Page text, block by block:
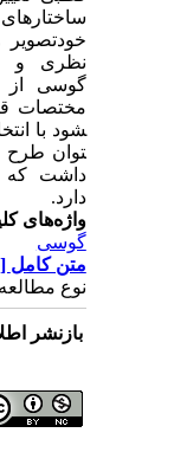
خودتصویر
نظری و
گوسیاز
مختصات
شود با
توان طرح
داشت که
دارد.
واژه‌های
گوسی
متن کامل[PDF 473 kb]
نوع مطالعه:
بازنشر